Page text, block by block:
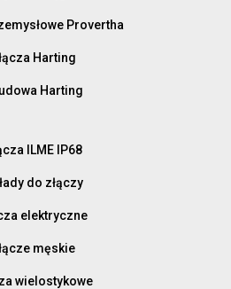
Provertha
Harting
Harting
ILME IP68
do złączy
elektryczne
męskie
wielostykowe